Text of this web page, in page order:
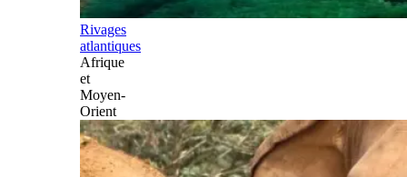
Rivages
atlantiques
Afrique
et
Moyen-
Orient